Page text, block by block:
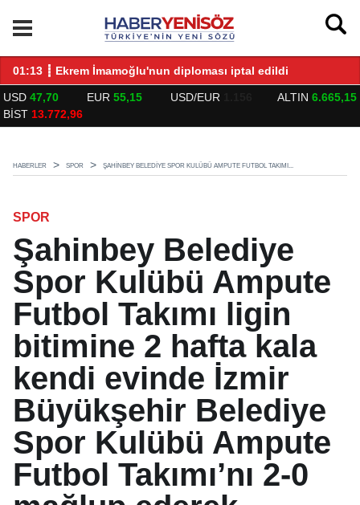
BULUŞTU
01:13 ┋ Ekrem İmamoğlu'nun diploması iptal edildi
USD 47,70 EUR 55,15 USD/EUR ALTIN 6.665,15
BİST 13.772,96
HABERLER SPOR ŞAHINBEY BELEDIYE SPOR KULÜBÜ AMPUTE FUTBOL TAKIMI...
SPOR
Şahinbey Belediye
Spor Kulübü Ampute
Futbol Takımı ligin
bitimine 2 hafta kala
kendi evinde İzmir
Büyükşehir Belediye
Spor Kulübü Ampute
Futbol Takımı’nı 2-0